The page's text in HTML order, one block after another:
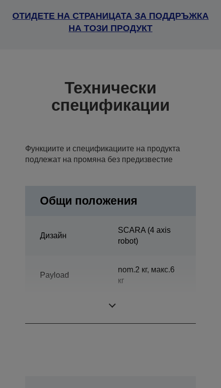
ОТИДЕТЕ НА СТРАНИЦАТА ЗА ПОДДРЪЖКА
НА ТОЗИ ПРОДУКТ
Технически
спецификации
Функциите и спецификациите на продукта
подлежат на промяна без предизвестие
Общи положения
Дизайн
SCARA (4 axis
robot)
Payload
nom.2 кг, макс.6
кг